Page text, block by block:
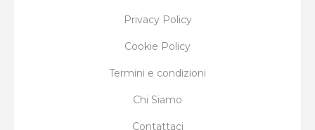
Privacy Policy
Cookie Policy
Termini e condizioni
Chi Siamo
Contattaci